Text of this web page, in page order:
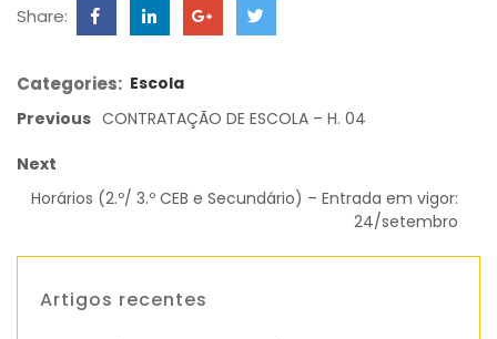
Share:
Categories: Escola
Previous CONTRATAÇÃO DE ESCOLA – H. 04
Next
Horários (2.º/ 3.º CEB e Secundário) – Entrada em vigor:
24/setembro
Artigos recentes